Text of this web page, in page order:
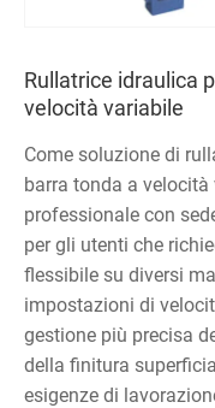
Rullatrice idraulica
velocità variabile
Come soluzione di
barra tonda a velocità
professionale con
per gli utenti che
flessibile su diversi
impostazioni di
gestione più precisa
della finitura
esigenze di